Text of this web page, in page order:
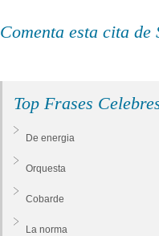
Comenta esta cita de
Top Frases
De energia
Orquesta
Cobarde
La norma